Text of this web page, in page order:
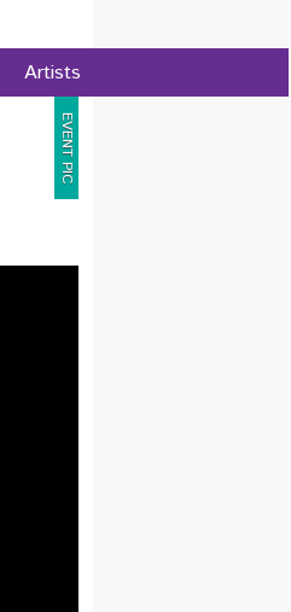
Artists
EVENT PIC